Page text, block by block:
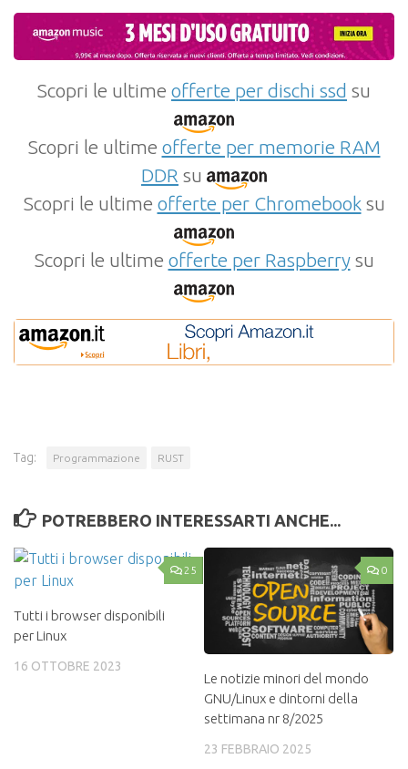
Scopri le ultime offerte per dischi ssd su
Scopri le ultime offerte per memorie RAM
DDR su
Scopri le ultime offerte per Chromebooksu
Scopri le ultime offerte per Raspberrysu
Tag: Programmazione RUST
POTREBBERO INTERESSARTI ANCHE...
25
Tutti i browser disponibili
per Linux
16 OTTOBRE 2023
0
Le notizie minori del mondo
GNU/Linux e dintorni della
settimana nr 8/2025
23 FEBBRAIO 2025